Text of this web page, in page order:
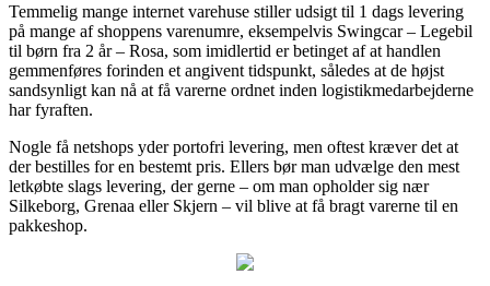
Temmelig mange internet varehuse stiller udsigt til 1 dags levering
på mange af shoppens varenumre, eksempelvis Swingcar – Legebil
til børn fra 2 år – Rosa, som imidlertid er betinget af at handlen
gemmenføres forinden et angivent tidspunkt, således at de højst
sandsynligt kan nå at få varerne ordnet inden logistikmedarbejderne
har fyraften.
Nogle få netshops yder portofri levering, men oftest kræver det at
der bestilles for en bestemt pris. Ellers bør man udvælge den mest
letkøbte slags levering, der gerne – om man opholder sig nær
Silkeborg, Grenaa eller Skjern – vil blive at få bragt varerne til en
pakkeshop.